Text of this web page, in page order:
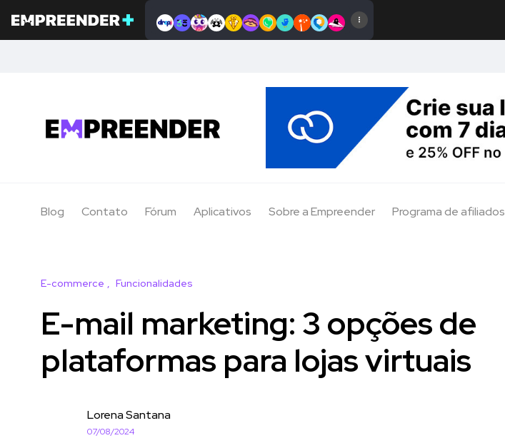
Blog Contato Fórum Aplicativos Sobre a Empreender Programa de afiliados
E-commerce Funcionalidades
E-mail marketing: 3 opções de
plataformas para lojas virtuais
Lorena Santana
07/08/2024